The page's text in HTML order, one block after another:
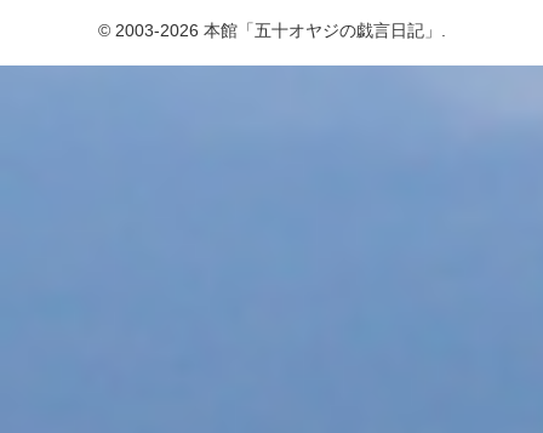
© 2003-2026 本館「五十オヤジの戯言日記」.